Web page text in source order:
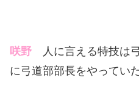
咲野 人に言える特技は
に弓道部部長をやってい